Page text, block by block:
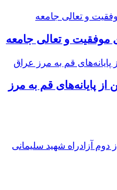
اربعین از پایانه‌های قم به مرز